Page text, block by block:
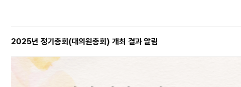
2025년 정기총회(대의원총회) 개최 결과 알림